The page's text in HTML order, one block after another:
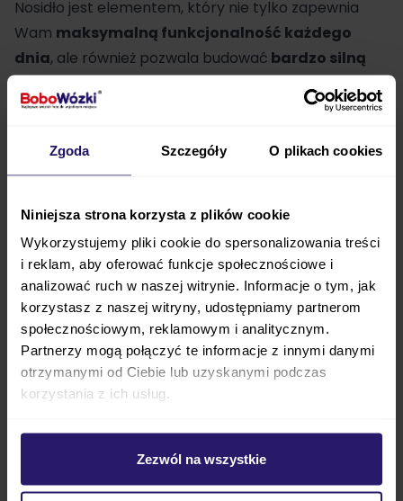
Zgoda Szczegóły O plikach cookies
Niniejsza strona korzysta z plików cookie
Wykorzystujemy pliki cookie do spersonalizowania treści
i reklam, aby oferować funkcje społecznościowe i
analizować ruch w naszej witrynie. Informacje o tym, jak
korzystasz z naszej witryny, udostępniamy partnerom
społecznościowym, reklamowym i analitycznym.
Partnerzy mogą połączyć te informacje z innymi danymi
otrzymanymi od Ciebie lub uzyskanymi podczas
korzystania z ich usług.
Zezwól na wszystkie
Nosidło jest elementem, który nie tylko zapewnia
Wam maksymalną funkcjonalność każdego
dnia, ale również pozwala budować bardzo silną
. Dzieciom zdarzają się trudniejsze
momenty, kiedy bardzo potrzebują stałego
możliwość zapewnić mu taką stałą bliskość.
ponieważ Twoje dziecko będziezadowolone i
spokojne , a Ty będziesz mieć wolne ręce. Limas
jest
bardzołatwy w użyciu, możesz go regulować tak,
by byłjak najbardziej dopasowany do Ciebie i
dzieckana każdym etapie jego rozwoju.
Nosidełko występuje w szerokiej palecie
kolorystycznej. Poznaj wszystkie kolory i wybierz ten,
który będzie odpowiedni
Stokke Limas Grey Melange,
Stokke Limas Espresso Brown,